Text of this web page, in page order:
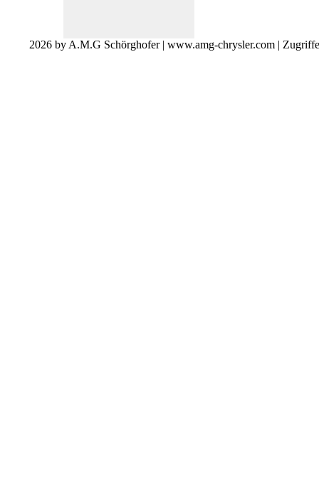
2026 by A.M.G Schörghofer | www.amg-chrysler.com |